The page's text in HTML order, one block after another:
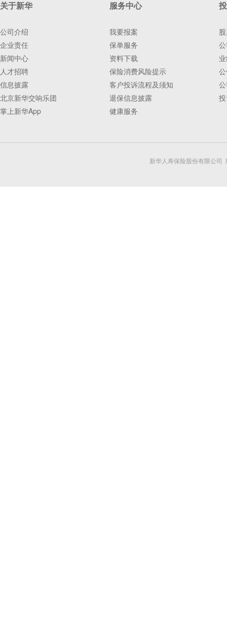
关于新华
公司介绍
企业责任
新闻中心
人才招聘
信息披露
北京新华交响乐团
掌上新华App
服务中心
我要报案
保单服务
资料下载
保险消费风险提示
客户投诉流程及须知
退保信息披露
健康服务
新华人寿保险股份有限公